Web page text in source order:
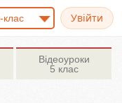
клас
Відеоуроки
5 клас